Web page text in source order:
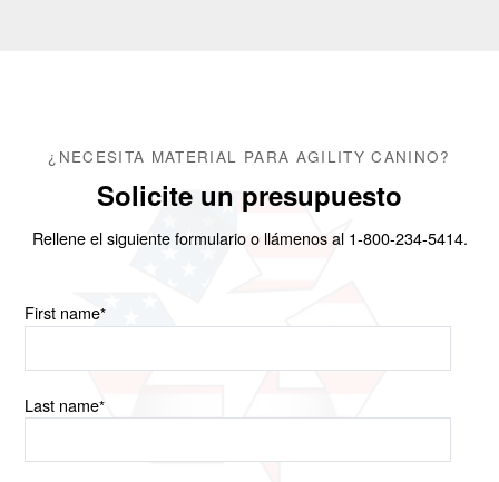
¿NECESITA MATERIAL PARA AGILITY CANINO?
Solicite un presupuesto
Rellene el siguiente formulario o llámenos al 1-800-234-5414.
First name*
Last name*